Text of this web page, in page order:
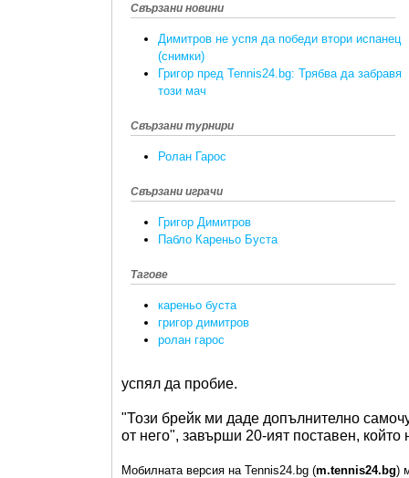
Свързани новини
Димитров не успя да победи втори испанец
(снимки)
Григор пред Tennis24.bg: Трябва да забравя
този мач
Свързани турнири
Ролан Гарос
Свързани играчи
Григор Димитров
Пабло Кареньо Буста
Тагове
кареньо буста
григор димитров
ролан гарос
успял да пробие.
"Този брейк ми даде допълнително
от него", завърши 20-ият поставен,
Мобилната версия на Tennis24.bg (m.tennis24.bg)